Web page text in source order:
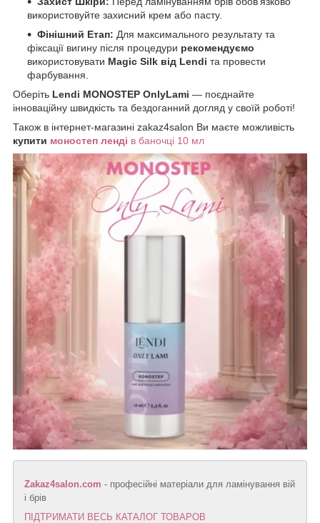
використовуйте захисний крем або пасту.
Фінішний Етап: Для максимального результату та
фіксації вигину після процедури рекомендуємо
використовувати Magic Silk від Lendi та провести
фарбування.
Оберіть Lendi MONOSTEP OnlyLami — поєднайте
інноваційну швидкість та бездоганний догляд у своїй роботі!
Також в інтернет-магазині zakaz4salon Ви маєте можливість
купити моностеп ленді в баночці 10 мл
Zakaz4salon.com - професійні матеріали для ламінування вій
і брів
ПІДТРИМАТИ ВЕСЬ КАТАЛОГ ТОВАРОВ